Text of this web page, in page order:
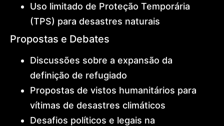
Uso limitado de Proteção Temporária
(TPS) para desastres naturais
Propostas e Debates
Discussões sobre a expansão da
definição de refugiado
Propostas de vistos humanitários para
vítimas de desastres climáticos
Desafios políticos e legais na